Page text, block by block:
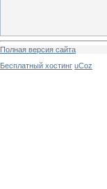
Полная версия сайта
Бесплатный хостинг uCoz